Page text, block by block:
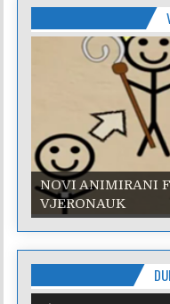
NOVI ANIMIRANI
VJERONAUK
NOVI ANIMIRANI
VJERONAUK
Reproduktor